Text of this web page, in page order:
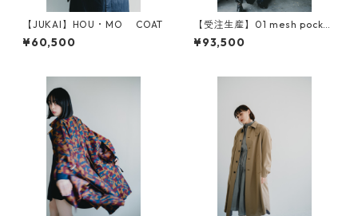
【JUKAI】HOU・MO COAT
¥60,500
【受注生産】01 mesh pocket
motorcycle coat（original s
leeve）
¥93,500